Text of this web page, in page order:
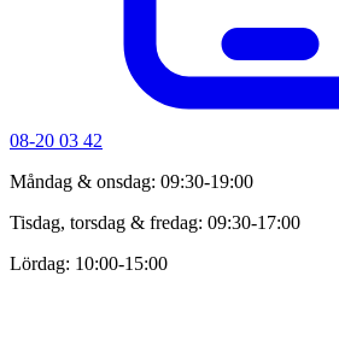
08-20 03 42
Måndag & onsdag: 09:30-19:00
Tisdag, torsdag & fredag: 09:30-17:00
Lördag: 10:00-15:00